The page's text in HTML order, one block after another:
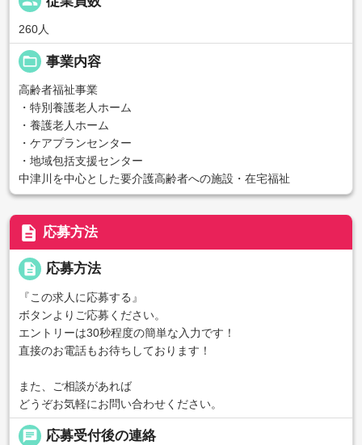
260人
folder_open 事業内容
高齢者福祉事業
・特別養護老人ホーム
・養護老人ホーム
・ケアプランセンター
・地域包括支援センター
中津川を中心とした要介護高齢者への施設・在宅福祉
description 応募方法
description 応募方法
『この求人に応募する』
ボタンよりご応募ください。
エントリーは30秒程度の簡単な入力です！
直接のお電話もお待ちしております！
また、ご相談があれば
どうぞお気軽にお問い合わせください。
chat 応募受付後の連絡